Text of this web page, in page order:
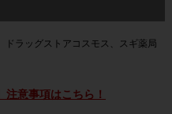
ドラッグストアコスモス、スギ薬局
注意事項はこちら！